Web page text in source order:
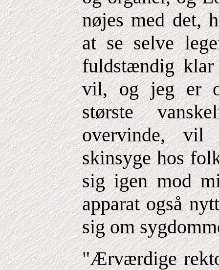
nøjes med det,
at se selve
fuldstændig
vil, og jeg er
største
overvinde, vil
skinsyge hos
sig igen mod
apparat også
sig om
"Ærværdige